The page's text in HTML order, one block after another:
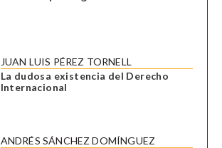
JUAN LUIS PÉREZ TORNELL
La dudosa existencia del Derecho
Internacional
ANDRÉS SÁNCHEZ DOMÍNGUEZ